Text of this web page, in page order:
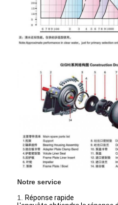
VR Show
À propos de nous
Contrôle de la qualité
nous contacter
Nouvelles
Tous les cas
Blog
Discuter Maintenant
1200
4320
Notre service
1.
Réponse rapide